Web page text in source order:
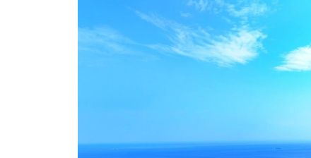
加拿大落基山
美國西部遊
美國東部遊
佛州陽光・美國
維京熱門路線
加拿大落基山
美國西部遊
美國東部遊
佛州陽光・
維京熱門路